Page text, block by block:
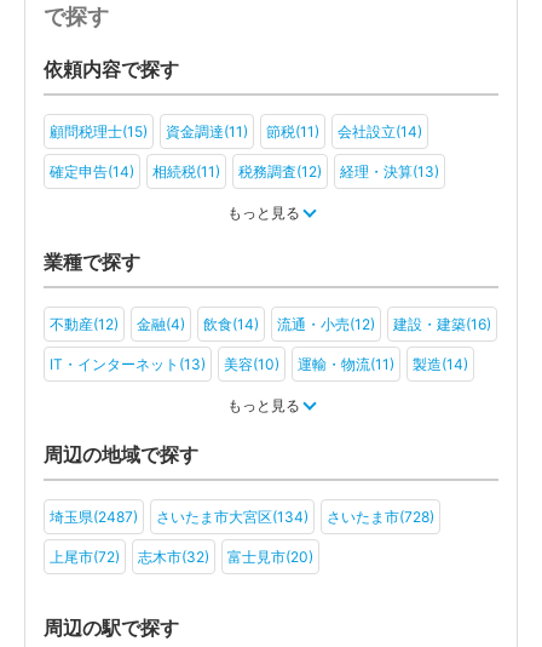
で探す
依頼内容で探す
顧問税理士(15) 資金調達(11) 節税(11) 会社設立(14)
確定申告(14) 相続税(11) 税務調査(12) 経理・決算(13)
もっと見る
業種で探す
不動産(12) 金融(4) 飲食(14) 流通・小売(12) 建設・建築(16)
IT・インターネット(13) 美容(10) 運輸・物流(11) 製造(14)
旅行・ホテル(7)
アミューズメント・レジャー(7)
医療法人(6) ＮＰＯ法人(5) 学校法人(3) 一般社団法人(4)
その他(5)
もっと見る
周辺の地域で探す
埼玉県(2487) さいたま市大宮区(134) さいたま市(728)
上尾市(72) 志木市(32) 富士見市(20)
周辺の駅で探す